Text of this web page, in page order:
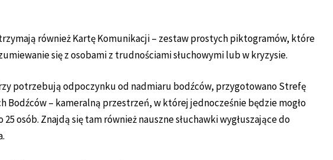
również Kartę Komunikacji – zestaw prostych piktogramów, które
się z osobami z trudnościami słuchowymi lub w kryzysie.
potrzebują odpoczynku od nadmiaru bodźców, przygotowano Strefę
Bodźców – kameralną przestrzeń, w której jednocześnie będzie mogło
25 osób. Znajdą się tam również nauszne słuchawki wygłuszające do